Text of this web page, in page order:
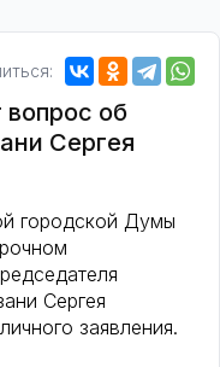
об
Сергея
городской Думы
Сергея
заявления.